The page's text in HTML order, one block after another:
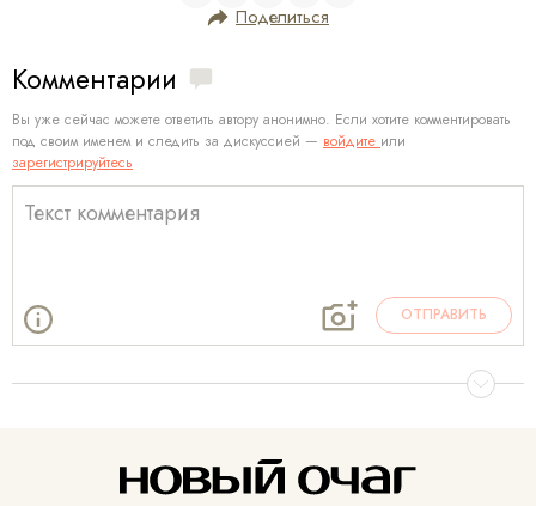
Поделиться
Комментарии
Вы уже сейчас можете ответить автору анонимно. Если хотите комментировать
под своим именем и следить за дискуссией — войдите или
зарегистрируйтесь
ОТПРАВИТЬ